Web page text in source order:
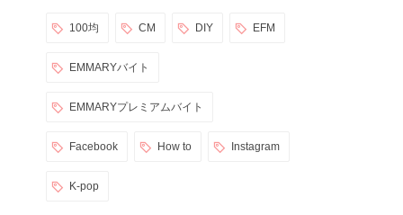
100均 CM DIY EFM
EMMARYバイト
EMMARYプレミアムバイト
Facebook How to Instagram
K-pop